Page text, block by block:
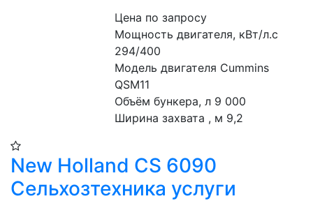
Цена по запросу
Мощность двигателя, кВт/л.с
294/400
Модель двигателя Cummins
QSM11
Объём бункера, л 9 000
Ширина захвата , м 9,2
New Holland CS 6090
Сельхозтехника услуги